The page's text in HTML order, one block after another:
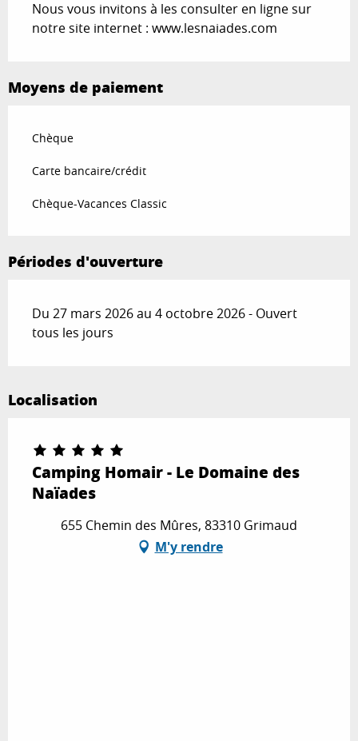
Nous vous invitons à les consulter en ligne sur
notre site internet : www.lesnaiades.com
Moyens de paiement
Chèque
Carte bancaire/crédit
Chèque-Vacances Classic
Périodes d'ouverture
Du 27 mars 2026 au 4 octobre 2026 - Ouvert
tous les jours
Localisation
Camping Homair - Le Domaine des
Naïades
655 Chemin des Mûres, 83310 Grimaud
M'y rendre